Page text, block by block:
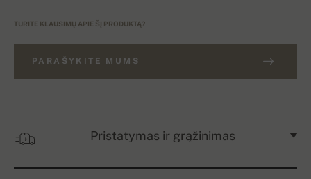
TURITE KLAUSIMŲ APIE ŠĮ PRODUKTĄ?
PARAŠYKITE MUMS
Pristatymas ir grąžinimas